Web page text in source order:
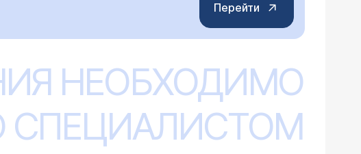
Перейти
НЕОБХОДИМО
СПЕЦИАЛИСТОМ